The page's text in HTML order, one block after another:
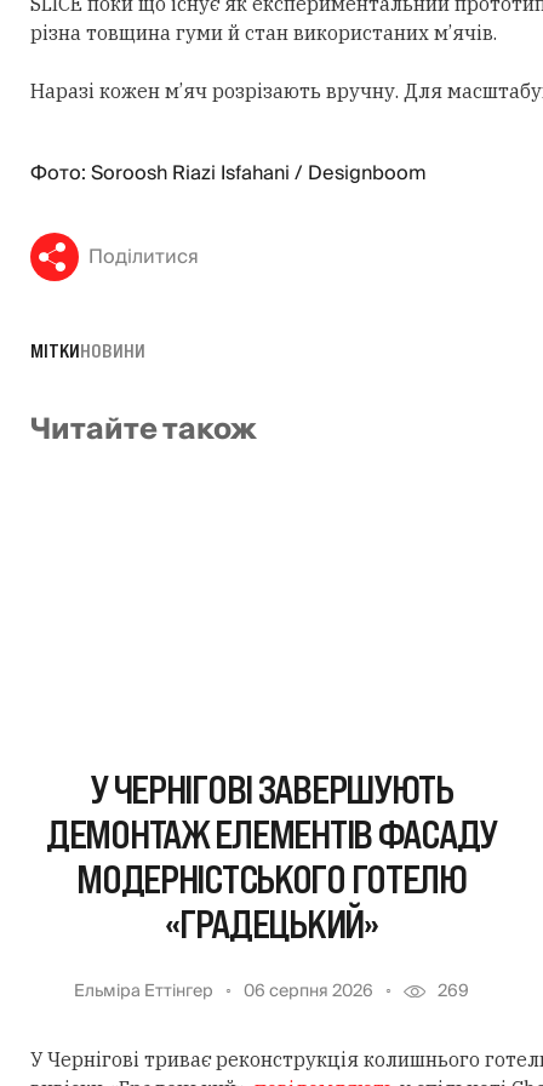
різна товщина гуми й стан використаних м’ячів.
Наразі кожен м’яч розрізають вручну. Для
Фото: Soroosh Riazi Isfahani / Designboom
Поділитися
МІТКИНОВИНИ
Читайте також
У ЧЕРНІГОВІ ЗАВЕРШУЮТЬ
ДЕМОНТАЖ ЕЛЕМЕНТІВ ФАСАДУ
МОДЕРНІСТСЬКОГО ГОТЕЛЮ
«ГРАДЕЦЬКИЙ»
Ельміра Еттінгер 06 серпня 2026 269
У Чернігові триває реконструкція колишнього